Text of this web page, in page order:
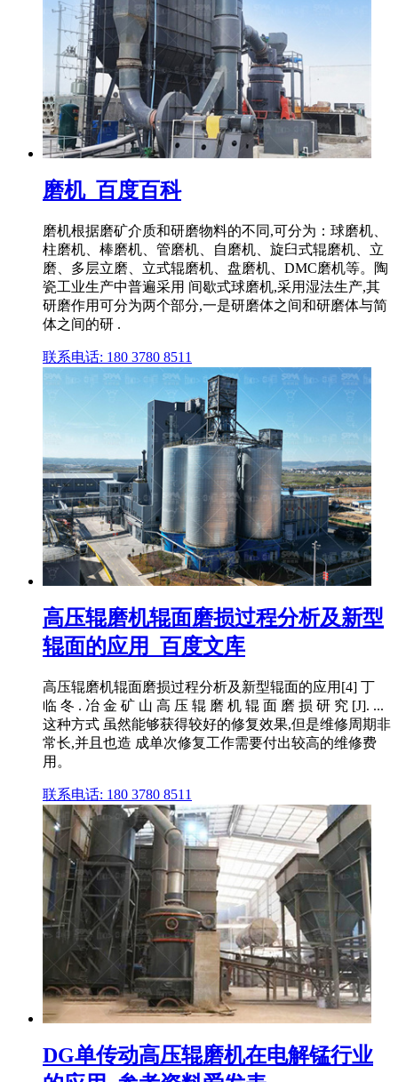
磨机_百度百科
磨机根据磨矿介质和研磨物料的不同,可分为：球磨机、
柱磨机、棒磨机、管磨机、自磨机、旋臼式辊磨机、立
磨、多层立磨、立式辊磨机、盘磨机、DMC磨机等。陶
瓷工业生产中普遍采用 间歇式球磨机,采用湿法生产,其
研磨作用可分为两个部分,一是研磨体之间和研磨体与简
体之间的研 .
联系电话: 180 3780 8511
高压辊磨机辊面磨损过程分析及新型
辊面的应用_百度文库
高压辊磨机辊面磨损过程分析及新型辊面的应用[4] 丁
临 冬 . 冶 金 矿 山 高 压 辊 磨 机 辊 面 磨 损 研 究 [J]. ...
这种方式 虽然能够获得较好的修复效果,但是维修周期非
常长,并且也造 成单次修复工作需要付出较高的维修费
用。
联系电话: 180 3780 8511
DG单传动高压辊磨机在电解锰行业